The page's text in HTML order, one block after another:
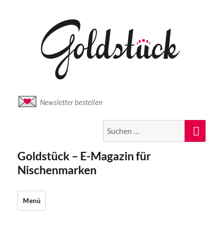
Newsletter bestellen
nach:
Goldstück – E-Magazin für
Nischenmarken
Menü